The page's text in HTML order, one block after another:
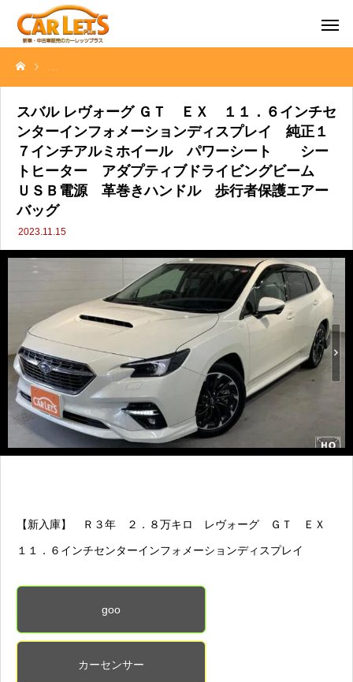
スバル レヴォーグ ＧＴ ＥＸ １１．６インチセンターインフォメ
スバル レヴォーグ ＧＴ ＥＸ １１．６インチセ
ンターインフォメーションディスプレイ 純正１
７インチアルミホイール パワーシート シー
トヒーター アダプティブドライビングビーム
ＵＳＢ電源 革巻きハンドル 歩行者保護エアー
バッグ
2023.11.15
【新入庫】 Ｒ３年 ２．８万キロ レヴォーグ ＧＴ ＥＸ
１１．６インチセンターインフォメーションディスプレイ
goo
カーセンサー